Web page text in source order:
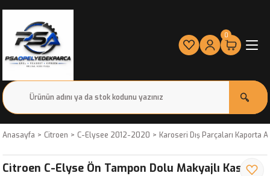
0
Anasayfa Citroen C-Elysee 2012-2020 Karoseri Dış Parçaları Kaporta
Citroen C-Elyse Ön Tampon Dolu Makyajlı Kasa